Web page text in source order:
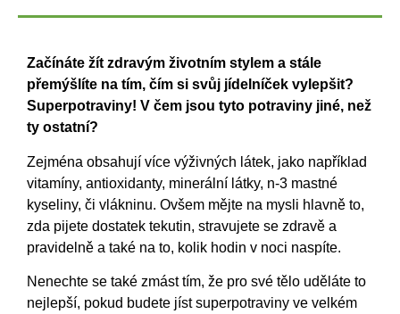
Začínáte žít zdravým životním stylem a stále
přemýšlíte na tím, čím si svůj jídelníček vylepšit?
Superpotraviny! V čem jsou tyto potraviny jiné, než
ty ostatní?
Zejména obsahují více výživných látek, jako například
vitamíny, antioxidanty, minerální látky, n-3 mastné
kyseliny, či vlákninu. Ovšem mějte na mysli hlavně to,
zda pijete dostatek tekutin, stravujete se zdravě a
pravidelně a také na to, kolik hodin v noci naspíte.
Nenechte se také zmást tím, že pro své tělo uděláte to
nejlepší, pokud budete jíst superpotraviny ve velkém